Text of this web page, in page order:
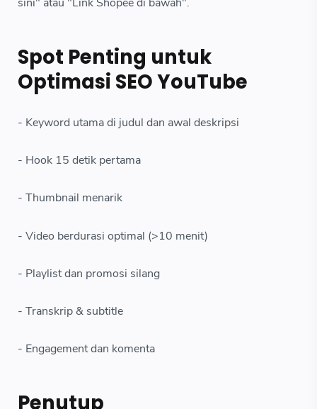
Spot Penting untuk
Optimasi SEO YouTube
- Keyword utama di judul dan awal deskripsi
- Hook 15 detik pertama
- Thumbnail menarik
- Video berdurasi optimal (>10 menit)
- Playlist dan promosi silang
- Transkrip & subtitle
- Engagement dan komenta
Penutup